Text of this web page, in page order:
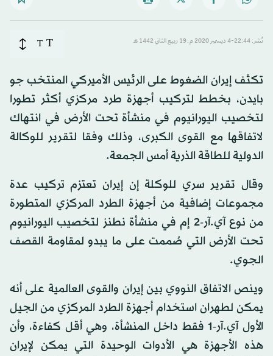
نُشر: 22:44-4 ديسمبر 2020 م ـ 19 ربيع الثاني 1442 هـ T
T
تكثف إيران الضغوط على الرئيس الأميركي المنتخب جو
بايدن، بخطط لتركيب أجهزة طرد مركزي أكثر تطورا
لتخصيب اليورانيوم في منشأة تحت الأرض في انتهاك
لاتفاقها مع القوى الكبرى، وذلك وفقا لتقرير للوكالة
الدولية للطاقة الذرية أمس الجمعة.
وقال تقرير سري للوكلة إن إيران تعتزم تركيب عدة
مجموعات إضافية من أجهزة الطرد المركزي المتطورة
من نوع آي.آر-2 إم في منشأة نطنز لتخصيب اليورانيوم
تحت الأرض التي صُممت على ما يبدو لمقاومة القصف
الجوي.
وينص الاتفاق النووي بين إيران والقوى العالمية على أنه
يمكن لطهران استخدام أجهزة الطرد المركزي من الجيل
الأول آي.آر-1 فقط داخل المنشأة، وهي أقل كفاءة، وأن
هذه الأجهزة هي الأدوات الوحيدة التي يمكن لإيران